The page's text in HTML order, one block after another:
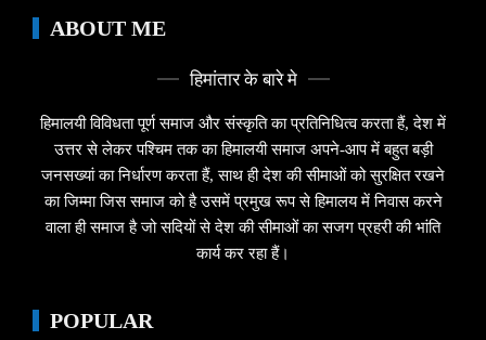
ABOUT ME
हिमांतार के बारे मे
हिमालयी विविधता पूर्ण समाज और संस्कृति का प्रतिनिधित्व करता हैं, देश में
उत्तर से लेकर पश्चिम तक का हिमालयी समाज अपने-आप में बहुत बड़ी
जनसख्यां का निर्धारण करता हैं, साथ ही देश की सीमाओं को सुरक्षित रखने
का जिम्मा जिस समाज को है उसमें प्रमुख रूप से हिमालय में निवास करने
वाला ही समाज है जो सदियों से देश की सीमाओं का सजग प्रहरी की भांति
कार्य कर रहा हैं।
POPULAR